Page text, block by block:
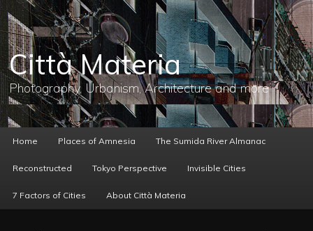
メ
イ
ン
コ
ン
テ
ン
へ
移
動
Città Materia
Photography, Urbanism, Architecture and more
ー
Home Places of Amnesia The Sumida River Almanac
Reconstructed Tokyo Perspective Invisible Cities
7 Factors of Cities About Città Materia